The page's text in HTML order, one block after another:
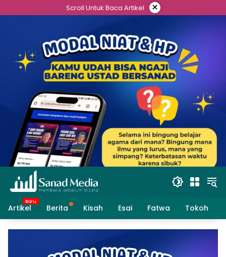
to
Scroll Untuk Baca Artikel ×
Artikel Berita Kisah Esai Fatwa Tokoh